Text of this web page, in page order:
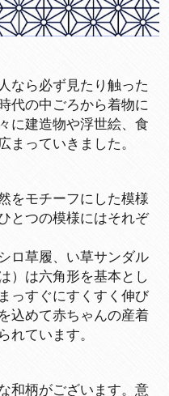
なら必ず見たり触った
代の中ごろから着物に
に建造物や浮世絵、食
まっていきました。
をモチーフにした模様
とつの模様にはそれぞ
ロ草履、い草サンダル
）は六角形を基本とし
っすぐにすくすく伸び
込めて赤ちゃんの産着
れています。
和柄がございます。意